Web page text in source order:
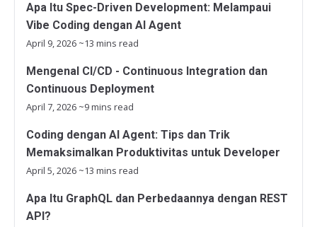
Apa Itu Spec-Driven Development: Melampaui
Vibe Coding dengan AI Agent
April 9, 2026 ~13 mins read
Mengenal CI/CD - Continuous Integration dan
Continuous Deployment
April 7, 2026 ~9 mins read
Coding dengan AI Agent: Tips dan Trik
Memaksimalkan Produktivitas untuk Developer
April 5, 2026 ~13 mins read
Apa Itu GraphQL dan Perbedaannya dengan REST
API?